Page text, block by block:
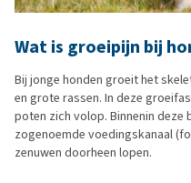
Wat is groeipijn bij
Bij jonge honden groeit het
en grote rassen. In deze
poten zich volop. Binnenin
zogenoemde voedingskanaal
zenuwen doorheen lopen.